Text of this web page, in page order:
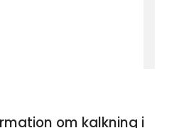
om kalkning i